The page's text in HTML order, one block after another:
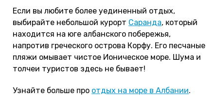
Если вы любите более уединенный отдых,
выбирайте небольшой курорт Саранда, который
находится на юге албанского побережья,
напротив греческого острова Корфу. Его песчаные
пляжи омывает чистое Ионическое море. Шума и
толчеи туристов здесь не бывает!
Узнайте больше про отдых на море в Албании.